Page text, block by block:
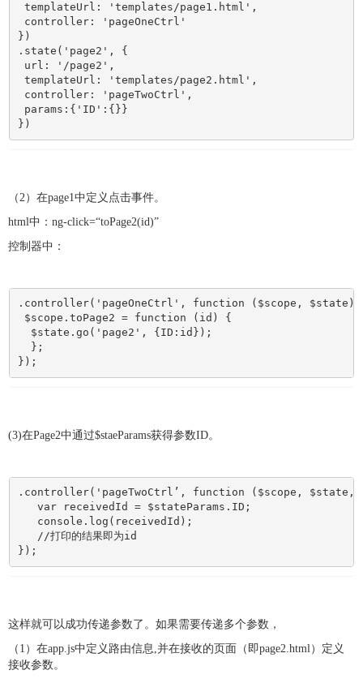
templateUrl: 'templates/page1.html',
controller: 'pageOneCtrl'
})
.state('page2', {
url: '/page2',
templateUrl: 'templates/page2.html',
controller: 'pageTwoCtrl',
params:{'ID':{}}
})
（2）在page1中定义点击事件。
html中：ng-click=“toPage2(id)”
控制器中：
.controller('pageOneCtrl', function ($scope, $state)
$scope.toPage2 = function (id) {
  $state.go('page2', {ID:id});
  };
});
(3)在Page2中通过$staeParams获得参数ID。
.controller('pageTwoCtrl’, function ($scope, $state,
var receivedId = $stateParams.ID;
   console.log(receivedId);
   //打印的结果即为id
});
这样就可以成功传递参数了。如果需要传递多个参数，
（1）在app.js中定义路由信息,并在接收的页面（即page2.html）定义
接收参数。